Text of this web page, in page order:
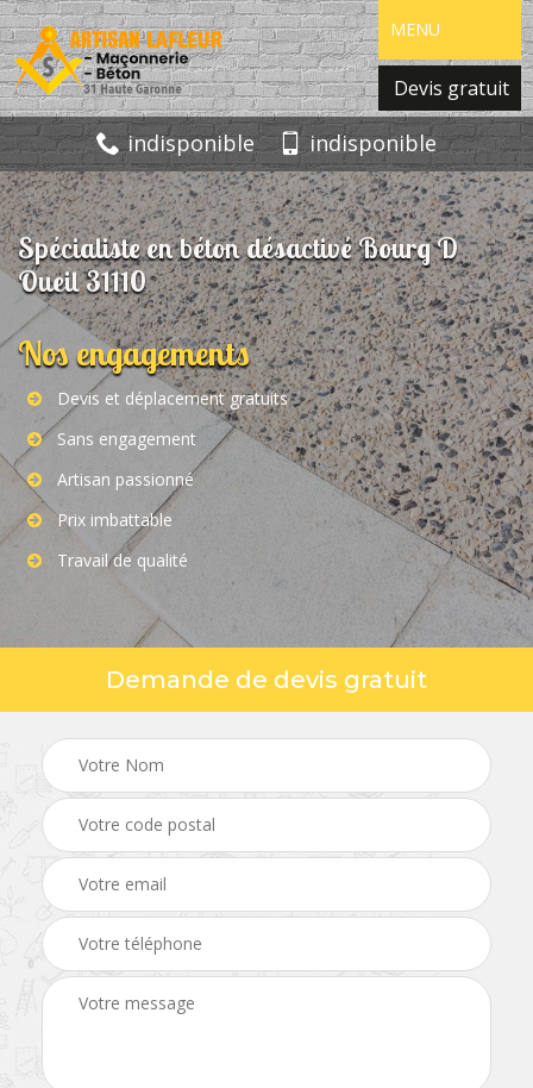
MENU
Devis gratuit
indisponible indisponible
Spécialiste en béton désactivé Bourg D
Oueil 31110
Nos engagements
Devis et déplacement gratuits
Sans engagement
Artisan passionné
Prix imbattable
Travail de qualité
Demande de devis gratuit